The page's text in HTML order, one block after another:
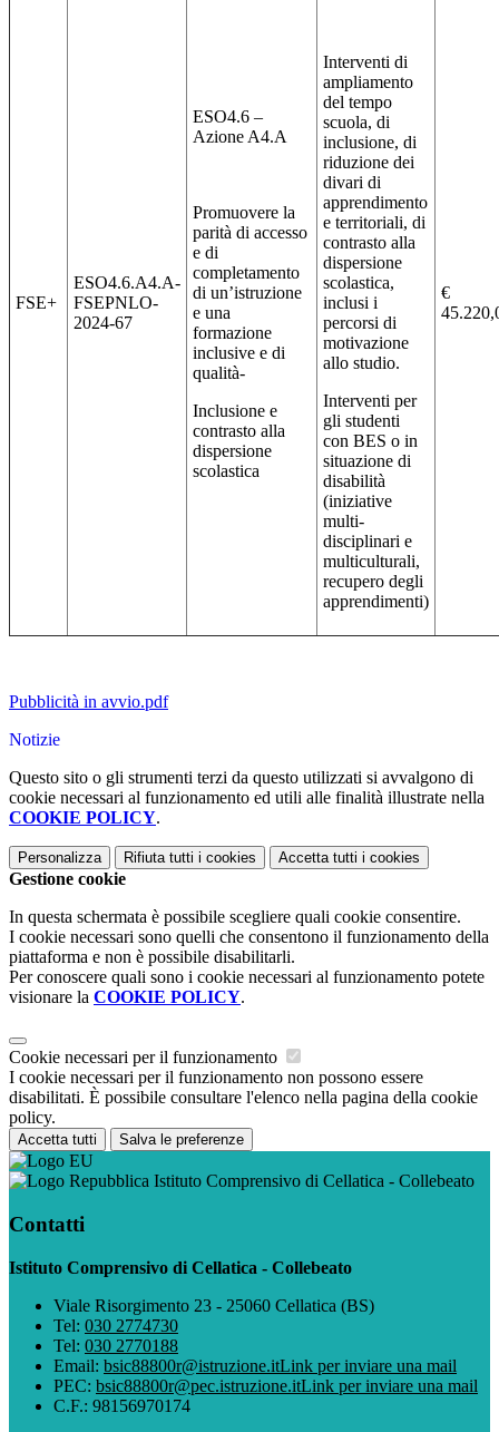
FSE+
ESO4.6.A4.A-
FSEPNLO-
2024-67
ESO4.6 –
Azione A4.A
Promuovere la
parità di accesso
e di
completamento
di un’istruzione
e una
formazione
inclusive e di
qualità-
Inclusione e
contrasto alla
dispersione
scolastica
Interventi di
ampliamento
del tempo
scuola, di
inclusione, di
riduzione dei
divari di
apprendimento
e territoriali, di
contrasto alla
dispersione
scolastica,
inclusi i
percorsi di
motivazione
allo studio.
Interventi per
gli studenti
con BES o in
situazione di
disabilità
(iniziative
multi-
disciplinari e
multiculturali,
recupero degli
apprendimenti)
€
Pubblicità in avvio.pdf
Notizie
Questo sito o gli strumenti terzi da questo utilizzati si avvalgono di
cookie necessari al funzionamento ed utili alle finalità illustrate nella
COOKIE POLICY.
Personalizza Rifiuta tutti i cookies Accetta tutti i cookies
Gestione cookie
In questa schermata è possibile scegliere quali cookie consentire.
I cookie necessari sono quelli che consentono il funzionamento della
piattaforma e non è possibile disabilitarli.
Per conoscere quali sono i cookie necessari al funzionamento potete
visionare la COOKIE POLICY.
Cookie necessari per il funzionamento
I cookie necessari per il funzionamento non possono essere
disabilitati. È possibile consultare l'elenco nella pagina della cookie
policy.
Accetta tutti Salva le preferenze
Istituto Comprensivo di Cellatica - Collebeato
Contatti
Istituto Comprensivo di Cellatica - Collebeato
Viale Risorgimento 23 - 25060 Cellatica (BS)
Tel: 030 2774730
Tel: 030 2770188
Email: bsic88800r@istruzione.itLink per inviare una mail
PEC: bsic88800r@pec.istruzione.itLink per inviare una mail
C.F.: 98156970174